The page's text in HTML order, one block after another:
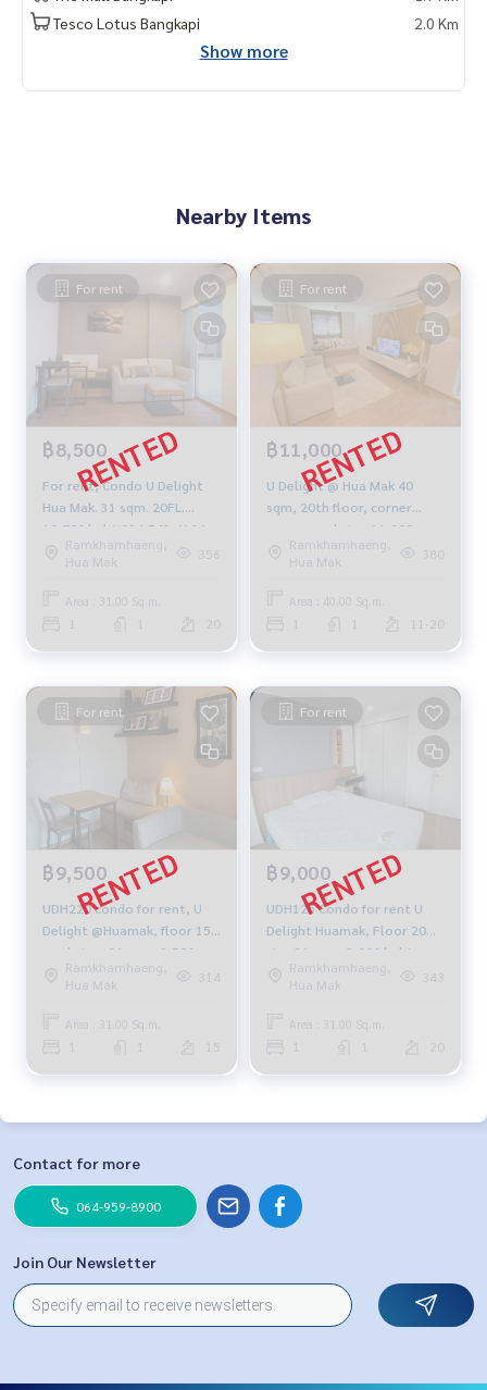
Tesco Lotus Bangkapi
2.0 Km
Show more
Nearby Items
For rent
฿8,500
For rent, Condo U Delight
Hua Mak. 31 sqm. 20FL.
10,700 baht 094-549-4104
Ramkhamhaeng,
Hua Mak
356
Area : 31.00 Sq.m.
20
For rent
฿11,000
U Delight @ Hua Mak 40
sqm, 20th floor, corner
room, pool view 11,000
baht 094-549-4104
Ramkhamhaeng,
Hua Mak
380
Area : 40.00 Sq.m.
11-20
For rent
฿9,500
UDH220 condo for rent, U
Delight @Huamak, floor 15,
pool view, 31 sqm. 9,500
baht, 064-959-8900
Ramkhamhaeng,
Hua Mak
314
Area : 31.00 Sq.m.
15
For rent
฿9,000
UDH125 Condo for rent U
Delight Huamak, Floor 20📌,
size 31 sqm. 9,000 baht.
064-959-8900
Ramkhamhaeng,
Hua Mak
343
Area : 31.00 Sq.m.
20
Contact for more
064-959-8900
Join Our Newsletter